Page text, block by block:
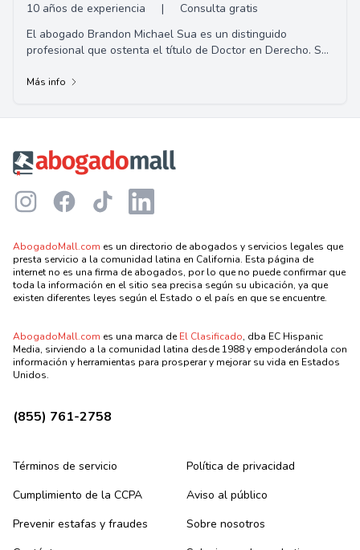
10 años de experiencia |
Consulta gratis
El abogado Brandon Michael Sua es un distinguido
profesional que ostenta el título de Doctor en Derecho. Su
Más info
InstagramFacebookTikTok LinkedIn
AbogadoMall.com es un directorio de abogados y servicios legales que
presta servicio a la comunidad latina en California. Esta página de
internet no es una firma de abogados, por lo que no puede confirmar que
toda la información en el sitio sea precisa según su ubicación, ya que
existen diferentes leyes según el Estado o el país en que se encuentre.
AbogadoMall.com es una marca deEl Clasificado, dba EC Hispanic
Media, sirviendo a la comunidad latina desde 1988 y empoderándola con
información y herramientas para prosperar y mejorar su vida en Estados
Unidos.
(855) 761-2758
Términos de servicio
Política de privacidad
Cumplimiento de la CCPA
Aviso al público
Prevenir estafas y fraudes
Sobre nosotros